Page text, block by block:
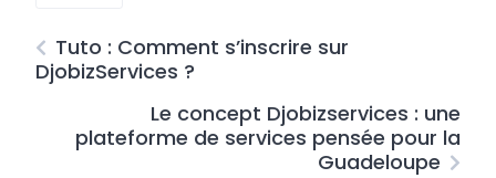
Tuto : Comment s’inscrire sur
DjobizServices ?
Le concept Djobizservices : une
plateforme de services pensée pour la
Guadeloupe